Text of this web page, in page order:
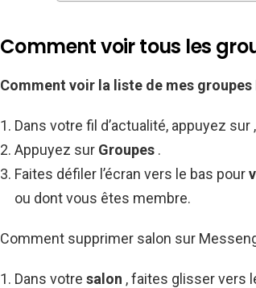
Comment voir tous les
Comment voir la liste de mes groupes
Dans votre fil d’actualité, appuyez sur
Appuyez sur Groupes .
Faites défiler l’écran vers le bas pour
ou dont vous êtes membre.
Comment supprimer salon sur
Dans votre salon , faites glisser vers